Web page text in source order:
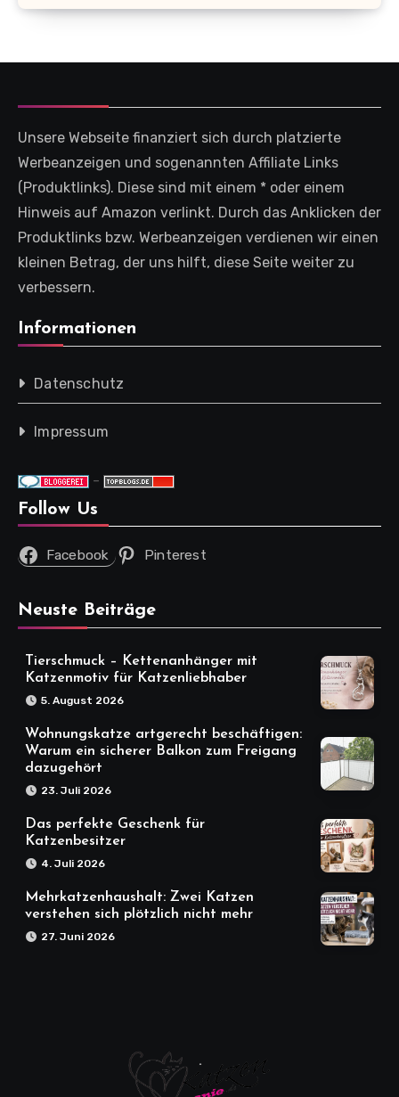
Unsere Webseite finanziert sich durch platzierte
Werbeanzeigen und sogenannten Affiliate Links
(Produktlinks). Diese sind mit einem * oder einem
Hinweis auf Amazon verlinkt. Durch das Anklicken der
Produktlinks bzw. Werbeanzeigen verdienen wir einen
kleinen Betrag, der uns hilft, diese Seite weiter zu
verbessern.
Informationen
Datenschutz
Impressum
-
Follow Us
Facebook Pinterest
Neuste Beiträge
Tierschmuck – Kettenanhänger mit
Katzenmotiv für Katzenliebhaber
5. August 2026
Wohnungskatze artgerecht beschäftigen:
Warum ein sicherer Balkon zum Freigang
dazugehört
23. Juli 2026
Das perfekte Geschenk für
Katzenbesitzer
4. Juli 2026
Mehrkatzenhaushalt: Zwei Katzen
verstehen sich plötzlich nicht mehr
27. Juni 2026